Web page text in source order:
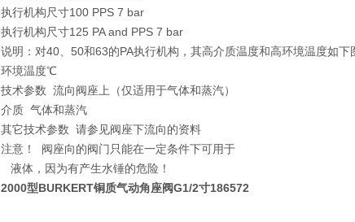
执行机构尺寸100 PPS 7 bar
执行机构尺寸125 PA and PPS 7 bar
说明：对40、50和63的PA执行机构，其高介质温度和高环境温度如下
环境温度℃
技术参数 流向阀座上（仅适用于气体和蒸汽）
介质 气体和蒸汽
其它技术参数 请参见阀座下流向的资料
注意！ 阀座向的阀门只能在一定条件下可用于
液体，因为有产生水锤的危险！
2000型BURKERT铜质气动角座阀G1/2寸186572